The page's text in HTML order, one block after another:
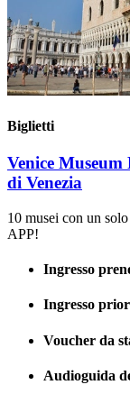
Biglietti
Venice
di Venezia
10 musei con un
APP!
Ingresso
Ingresso
Voucher da
Audioguida